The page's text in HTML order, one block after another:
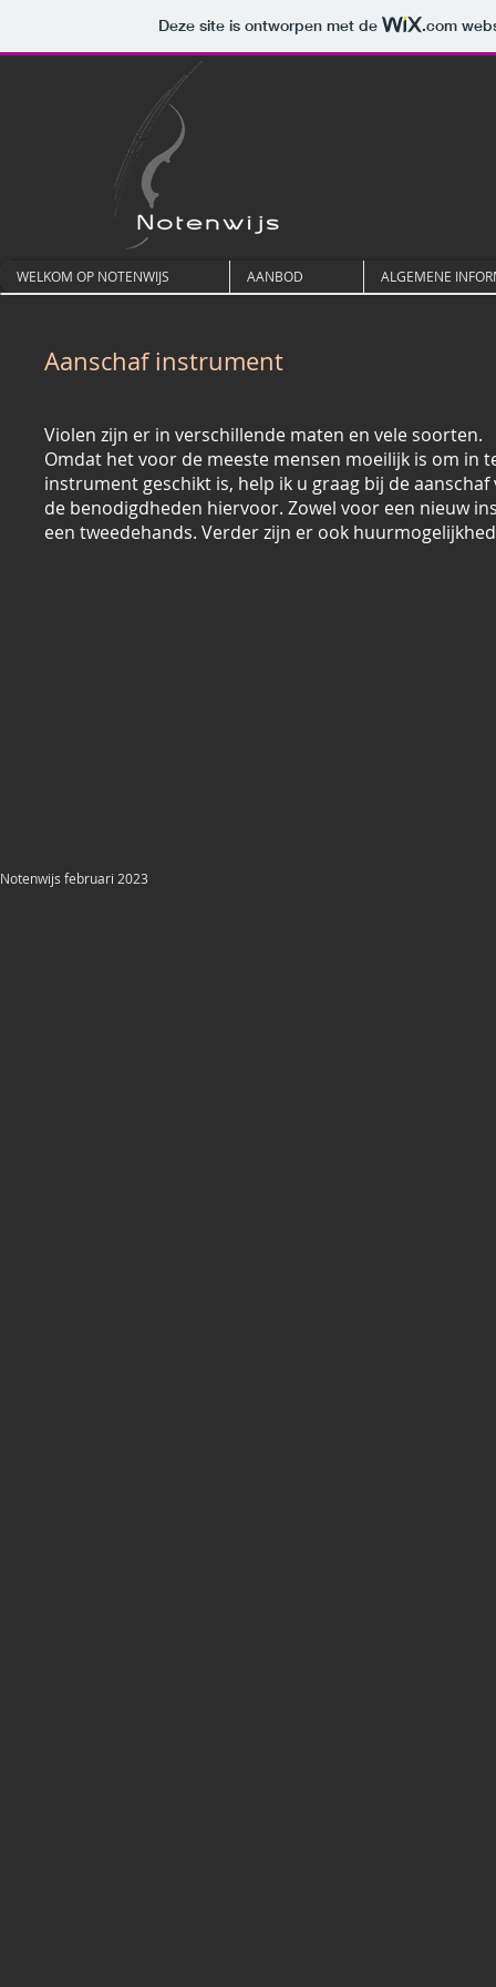
Deze site is ontworpen met de .com
WELKOM OP NOTENWIJS AANBOD ALGEMENE
Aanschaf instrument
Violen zijn er in verschillende maten en vele soorten.
Omdat het voor de meeste mensen moeilijk is om in
instrument geschikt is, help ik u graag bij de
de benodigdheden hiervoor. Zowel voor een nieuw
een tweedehands. Verder zijn er ook
Notenwijs februari 2023